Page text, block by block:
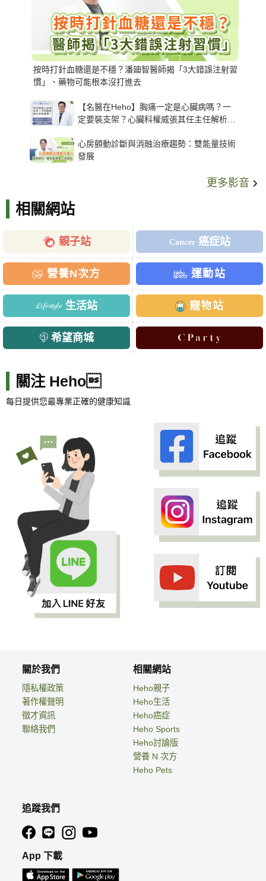
按時打針血糖還是不穩？潘廸智醫師揭「3大錯誤注射習
慣」、藥物可能根本沒打進去
【名醫在Heho】胸痛一定是心臟病嗎？一
定要裝支架？心臟科權威張其任主任解析支
心房顫動診斷與消融治療趨勢：雙能量技術
發展
更多影音
相關網站
親子站 癌症站
營養N次方 運動站
生活站 寵物站
希望商城
關注 Heho
每日提供您最專業正確的健康知識
關於我們
隱私權政策
著作權聲明
徵才資訊
聯絡我們
相關網站
Heho親子
Heho生活
Heho癌症
Heho Sports
Heho討論版
營養 N 次方
Heho Pets
追蹤我們
App 下載